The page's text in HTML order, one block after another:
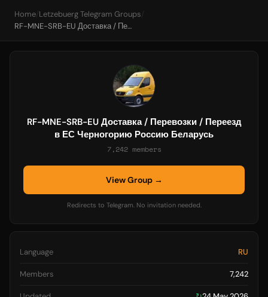
Home/ Letzebuerg Telegram Groups/
RF-MNE-SRB-EU Доставка / Перевозки / Переезд в ЕС Черногорию Россию Беларусь
RF-MNE-SRB-EU Доставка / Перевозки / Переезд
в ЕС Черногорию Россию Беларусь
7,242 members
View Group →
Redirects to Telegram. No invitation needed.
Language RU
Members 7,242